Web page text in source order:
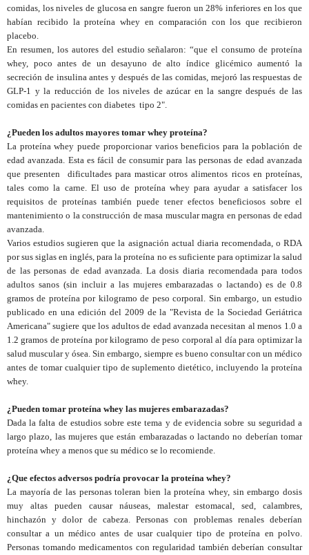
comidas, los niveles de glucosa en sangre fueron un 28% inferiores en los que
habían recibido la proteína whey en comparación con los que recibieron
placebo.
En resumen, los autores del estudio señalaron: “que el consumo de proteína
whey, poco antes de un desayuno de alto índice glicémico aumentó la
secreción de insulina antes y después de las comidas, mejoró las respuestas de
GLP-1 y la reducción de los niveles de azúcar en la sangre después de las
comidas en pacientes con diabetes tipo 2".
¿Pueden los adultos mayores tomar whey proteína?
La proteína whey puede proporcionar varios beneficios para la población de
edad avanzada. Esta es fácil de consumir para las personas de edad avanzada
que presenten
dificultades para masticar otros alimentos ricos en proteínas,
tales como la carne. El uso de proteína whey para ayudar a satisfacer los
requisitos de proteínas también puede tener efectos beneficiosos sobre el
mantenimiento o la construcción de masa muscular magra en personas de edad
avanzada.
Varios estudios sugieren que la asignación actual diaria recomendada, o RDA
por sus siglas en inglés, para la proteína no es suficiente para optimizar la salud
de las personas de edad avanzada. La dosis diaria recomendada para todos
adultos sanos (sin incluir a las mujeres embarazadas o lactando) es de 0.8
gramos de proteína por kilogramo de peso corporal. Sin embargo, un estudio
publicado en una edición del 2009 de la "Revista de la Sociedad Geriátrica
Americana" sugiere que los adultos de edad avanzada necesitan al menos 1.0 a
1.2 gramos de proteína por kilogramo de peso corporal al día para optimizar la
salud muscular y ósea. Sin embargo, siempre es bueno consultar con un médico
antes de tomar cualquier tipo de suplemento dietético, incluyendo la proteína
whey.
¿Pueden tomar proteína whey las mujeres embarazadas?
Dada la falta de estudios sobre este tema y de evidencia sobre su seguridad a
largo plazo, las mujeres que están embarazadas o lactando no deberían tomar
proteína whey a menos que su médico se lo recomiende.
¿Que efectos adversos podría provocar la proteína whey?
La mayoría de las personas toleran bien la proteína whey, sin embargo dosis
muy altas pueden causar náuseas, malestar estomacal, sed, calambres,
hinchazón y dolor de cabeza. Personas con problemas renales deberían
consultar a un médico antes de usar cualquier tipo de proteína en polvo.
Personas tomando medicamentos con regularidad también deberían consultar